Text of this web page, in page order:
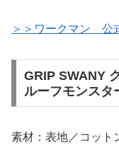
＞＞ワークマン 公
GRIP SWANY
ルーフモンスタ
素材：表地／コッ